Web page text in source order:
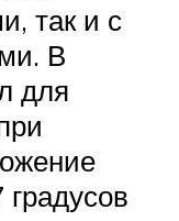
так и с
В
для